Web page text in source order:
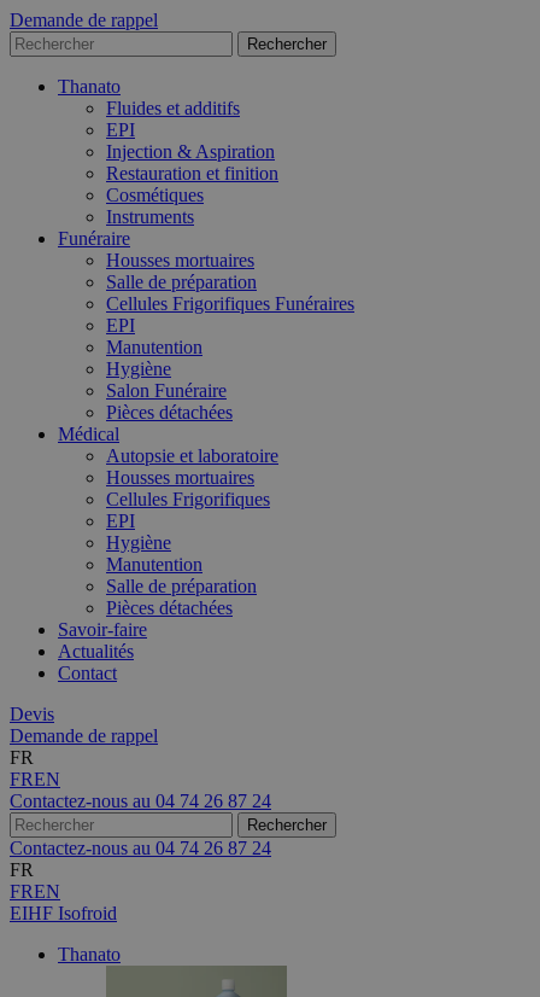
Demande de rappel
Thanato
Fluides et additifs
EPI
Injection & Aspiration
Restauration et finition
Cosmétiques
Instruments
Funéraire
Housses mortuaires
Salle de préparation
Cellules Frigorifiques Funéraires
EPI
Manutention
Hygiène
Salon Funéraire
Pièces détachées
Médical
Autopsie et laboratoire
Housses mortuaires
Cellules Frigorifiques
EPI
Hygiène
Manutention
Salle de préparation
Pièces détachées
Savoir-faire
Actualités
Contact
Devis
Demande de rappel
FR
FREN
Contactez-nous au 04 74 26 87 24
Contactez-nous au 04 74 26 87 24
FR
FREN
EIHF Isofroid
Thanato